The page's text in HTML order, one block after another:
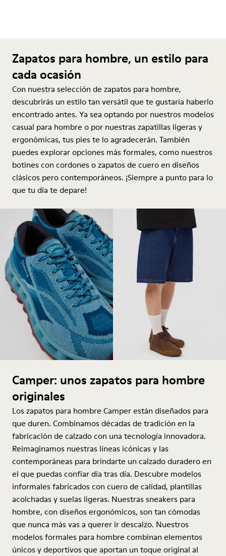
Zapatos para hombre, un estilo para
cada ocasión
Con nuestra selección de zapatos para hombre,
descubrirás un estilo tan versátil que te gustaría haberlo
encontrado antes. Ya sea optando por nuestros modelos
casual para hombre o por nuestras zapatillas ligeras y
ergonómicas, tus pies te lo agradecerán. También
puedes explorar opciones más formales, como nuestros
botines con cordones o zapatos de cuero en diseños
clásicos pero contemporáneos. ¡Siempre a punto para lo
que tu día te depare!
Camper: unos zapatos para hombre
originales
Los zapatos para hombre Camper están diseñados para
que duren. Combinamos décadas de tradición en la
fabricación de calzado con una tecnología innovadora.
Reimaginamos nuestras líneas icónicas y las
contemporáneas para brindarte un calzado duradero en
el que puedas confiar día tras día. Descubre modelos
informales fabricados con cuero de calidad, plantillas
acolchadas y suelas ligeras. Nuestras sneakers para
hombre, con diseños ergonómicos, son tan cómodas
que nunca más vas a querer ir descalzo. Nuestros
modelos formales para hombre combinan elementos
únicos y deportivos que aportan un toque original al